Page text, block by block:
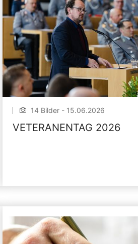
14 Bilder - 15.06.2026
VETERANENTAG 2026